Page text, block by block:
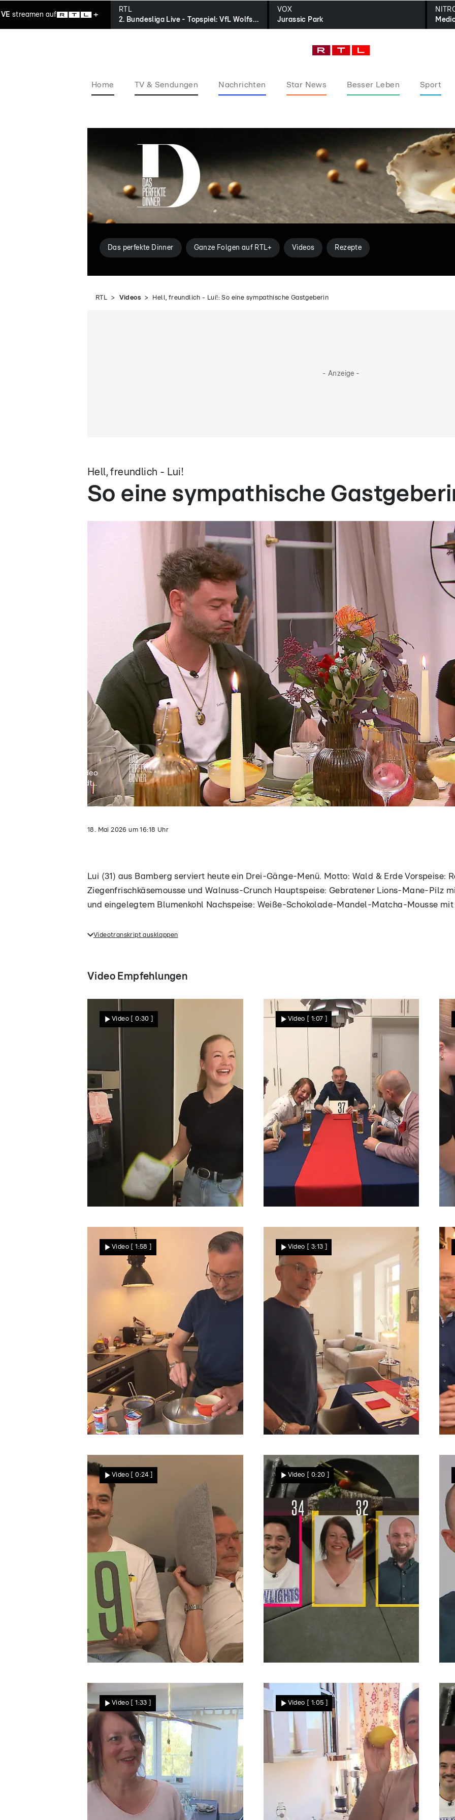
streamen auf
RTL
2. Bundesliga Live - Topspiel: VfL Wolfsburg - 1. FC Kaiserslautern
VOX
Jurassic Park
Home TV & Sendungen Nachrichten Star News Besser Leben Sport
Das perfekte Dinner Ganze Folgen auf RTL+ Videos Rezepte
RTL Videos Hell, freundlich - Lui!: So eine sympathische Gastgeberin
- Anzeige -
Hell, freundlich - Lui!
So eine sympathische
Video
lädt...
18. Mai 2026 um 16:18 Uhr
Lui (31) aus Bamberg serviert heute ein Drei-Gänge-Menü. Motto: Wald & Erde Vorspeise:
Ziegenfrischkäsemousse und Walnuss-Crunch Hauptspeise: Gebratener Lions-Mane-Pilz
und eingelegtem Blumenkohl Nachspeise: Weiße-Schokolade-Mandel-Matcha-Mousse mit
Lui (31) aus Bamberg serviert heute ein Drei-Gänge-Menü. Motto: Wald & Erde
Videotranskript ausklappen
Video Empfehlungen
Im hohen Norden wird mit
guter Laune gekocht
Video [ 0:30 ]
Tobi schnappt sich die
Krone!
Video [ 1:07 ]
Tobis Nachspeise lässt
Cordula bangen
Video [ 1:58 ]
Krönt Tobi seine Woche mit
„Brauhaus x Bistro“?
Video [ 3:13 ]
Überzeugt Frederiks
asiatische Gourmet-
Reise?
Video [ 0:24 ]
Cordula erkocht sich starke
32 Punkte
Video [ 0:20 ]
Video [ 1:33 ] Video [ 1:05 ]